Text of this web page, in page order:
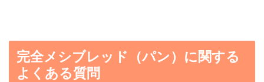
完全メシブレッド（パン）に関する
よくある質問